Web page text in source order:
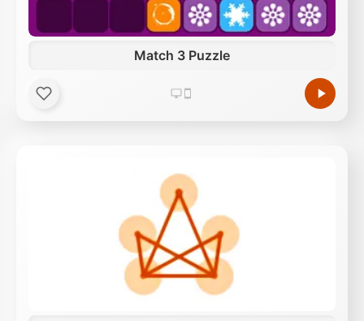
Match 3 Puzzle